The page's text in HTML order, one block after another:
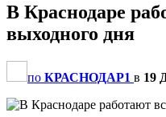
В Краснодаре
выходного дня
по КРАСНОДАР1 в 19